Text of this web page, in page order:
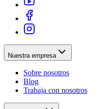
Nuestra empresa
Sobre nosotros
Blog
Trabaja con nosotros